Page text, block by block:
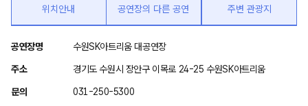
위치안내 공연장의 다른 공연 주변 관광지
위
치
안
공연장명 수원SK아트리움 대공연장
주소 경기도 수원시 장안구 이목로 24-25 수원SK아트리움
문의 031-250-5300